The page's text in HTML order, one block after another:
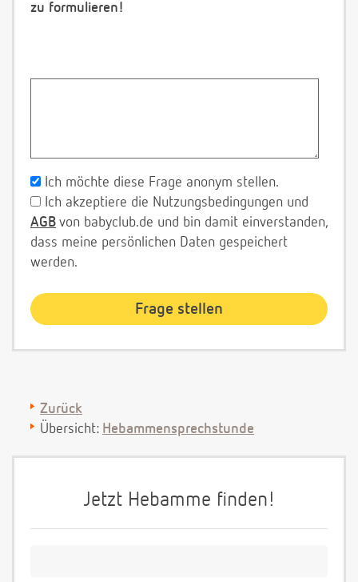
zu formulieren!
Ich möchte diese Frage anonym stellen.
Ich akzeptiere die Nutzungsbedingungen und
AGB von babyclub.de und bin damit einverstanden,
dass meine persönlichen Daten gespeichert
werden.
Zurück
Übersicht: Hebammensprechstunde
Jetzt Hebamme finden!